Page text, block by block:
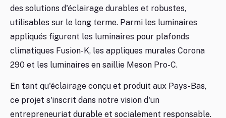
des solutions d'éclairage durables et robustes,
utilisables sur le long terme. Parmi les luminaires
appliqués figurent les luminaires pour plafonds
climatiques Fusion-K, les appliques murales Corona
290 et les luminaires en saillie Meson Pro-C.
En tant qu'éclairage conçu et produit aux Pays-Bas,
ce projet s'inscrit dans notre vision d'un
entrepreneuriat durable et socialement responsable.